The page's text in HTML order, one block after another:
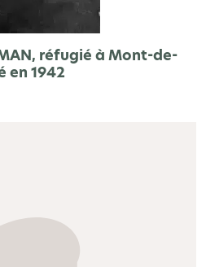
réfugié à Mont-de-
en 1942